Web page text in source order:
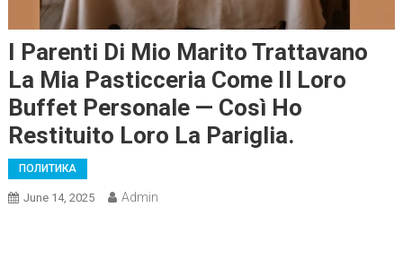
I Parenti Di Mio Marito Trattavano
La Mia Pasticceria Come Il Loro
Buffet Personale — Così Ho
Restituito Loro La Pariglia.
ПОЛИТИКА
June 14, 2025 Admin